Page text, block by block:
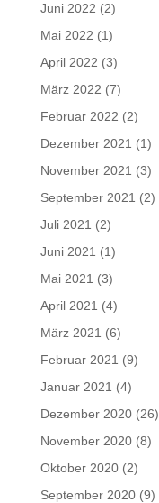
Juni 2022 (2)
Mai 2022 (1)
April 2022 (3)
März 2022 (7)
Februar 2022 (2)
Dezember 2021 (1)
November 2021 (3)
September 2021 (2)
Juli 2021 (2)
Juni 2021 (1)
Mai 2021 (3)
April 2021 (4)
März 2021 (6)
Februar 2021 (9)
Januar 2021 (4)
Dezember 2020(26)
November 2020(8)
Oktober 2020(2)
September 2020(9)